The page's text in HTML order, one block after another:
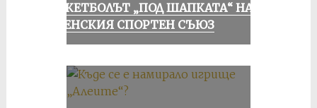
БАСКЕТБОЛЪТ „ПОД ШАПКАТА“ НА
РУСЕНСКИЯ СПОРТЕН СЪЮЗ